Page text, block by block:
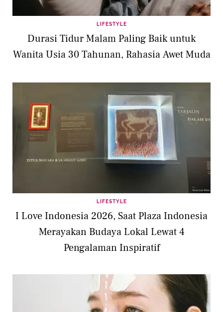
LIFESTYLE
Durasi Tidur Malam Paling Baik untuk
Wanita Usia 30 Tahunan, Rahasia Awet Muda
LIFESTYLE
I Love Indonesia 2026, Saat Plaza Indonesia
Merayakan Budaya Lokal Lewat 4
Pengalaman Inspiratif